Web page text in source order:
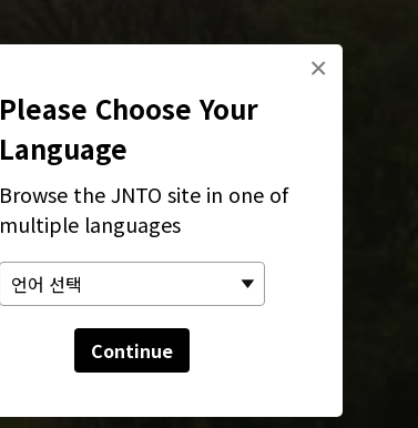
Please Choose Your
Language
Browse the JNTO site in one of
multiple languages
Continue
×